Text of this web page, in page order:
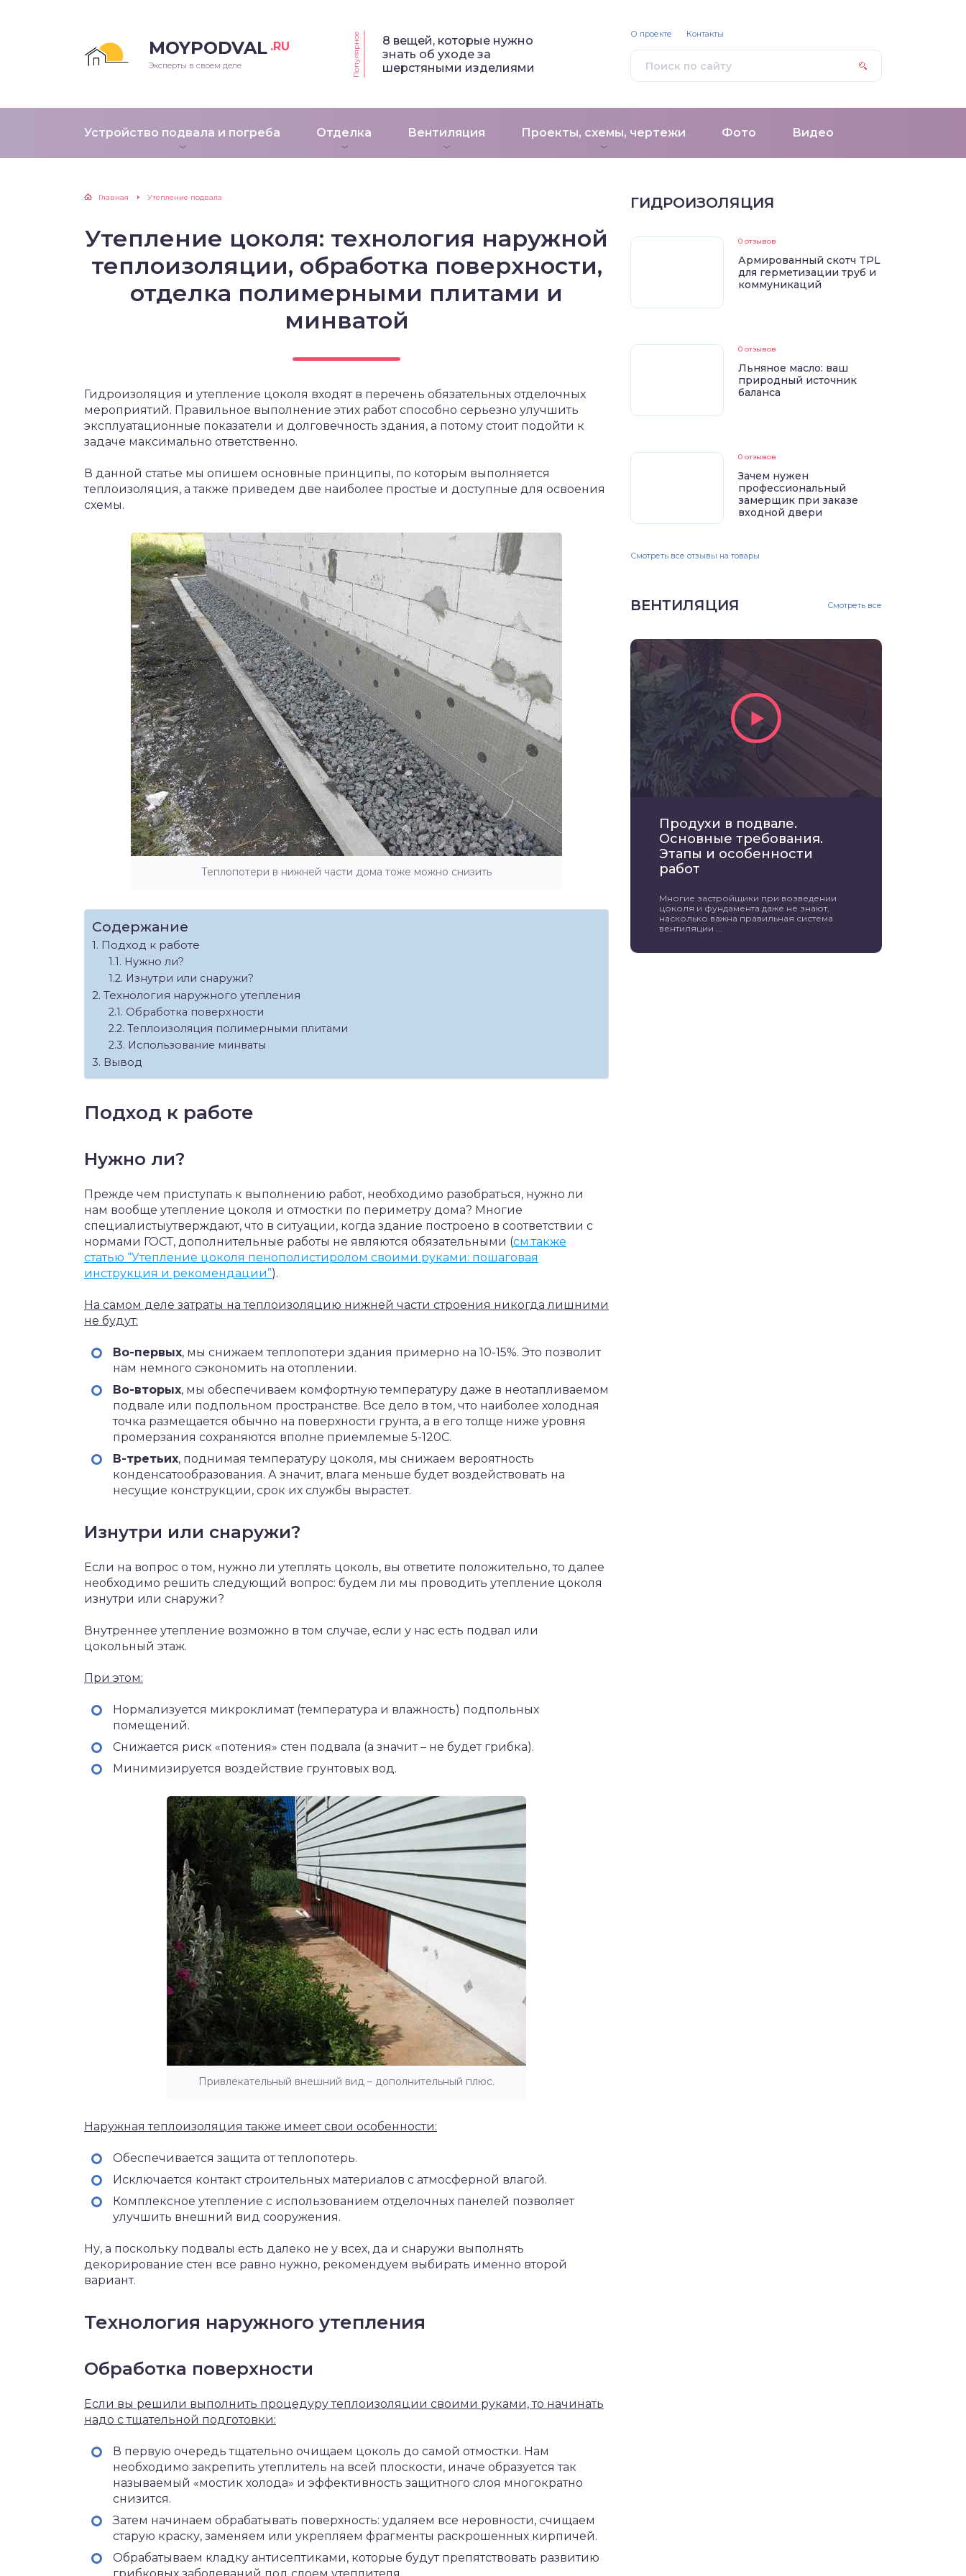
MOYPODVAL .RU
Эксперты в своем деле Популярное
8 вещей, которые нужно
знать об уходе за
шерстяными изделиями
Устройство подвала и погреба Отделка Вентиляция Проекты, схемы, чертежи Фото Видео
О проекте Контакты
Главная Утепление подвала
Утепление цоколя: технология наружной
теплоизоляции, обработка поверхности,
отделка полимерными плитами и
минватой
Гидроизоляция и утепление цоколя входят в перечень обязательных отделочных
мероприятий. Правильное выполнение этих работ способно серьезно улучшить
эксплуатационные показатели и долговечность здания, а потому стоит подойти к
задаче максимально ответственно.
В данной статье мы опишем основные принципы, по которым выполняется
теплоизоляция, а также приведем две наиболее простые и доступные для освоения
схемы.
Теплопотери в нижней части дома тоже можно снизить
Содержание
Подход к работе
Нужно ли?
Изнутри или снаружи?
Технология наружного утепления
Обработка поверхности
Теплоизоляция полимерными плитами
Использование минваты
Вывод
Подход к работе
Нужно ли?
Прежде чем приступать к выполнению работ, необходимо разобраться, нужно ли
нам вообще утепление цоколя и отмостки по периметру дома? Многие
специалистыутверждают, что в ситуации, когда здание построено в соответствии с
нормами ГОСТ, дополнительные работы не являются обязательными (см.также
статью “Утепление цоколя пенополистиролом своими руками: пошаговая
инструкция и рекомендации”).
На самом деле затраты на теплоизоляцию нижней части строения никогда лишними
не будут:
Во-первых, мы снижаем теплопотери здания примерно на 10-15%. Это позволит
нам немного сэкономить на отоплении.
Во-вторых, мы обеспечиваем комфортную температуру даже в неотапливаемом
подвале или подпольном пространстве. Все дело в том, что наиболее холодная
точка размещается обычно на поверхности грунта, а в его толще ниже уровня
промерзания сохраняются вполне приемлемые 5-120С.
В-третьих, поднимая температуру цоколя, мы снижаем вероятность
конденсатообразования. А значит, влага меньше будет воздействовать на
несущие конструкции, срок их службы вырастет.
Изнутри или снаружи?
Если на вопрос о том, нужно ли утеплять цоколь, вы ответите положительно, то далее
необходимо решить следующий вопрос: будем ли мы проводить утепление цоколя
изнутри или снаружи?
Внутреннее утепление возможно в том случае, если у нас есть подвал или
цокольный этаж.
При этом:
Нормализуется микроклимат (температура и влажность) подпольных
помещений.
Снижается риск «потения» стен подвала (а значит – не будет грибка).
Минимизируется воздействие грунтовых вод.
Привлекательный внешний вид – дополнительный плюс.
Наружная теплоизоляция также имеет свои особенности:
Обеспечивается защита от теплопотерь.
Исключается контакт строительных материалов с атмосферной влагой.
Комплексное утепление с использованием отделочных панелей позволяет
улучшить внешний вид сооружения.
Ну, а поскольку подвалы есть далеко не у всех, да и снаружи выполнять
декорирование стен все равно нужно, рекомендуем выбирать именно второй
вариант.
Технология наружного утепления
Обработка поверхности
Если вы решили выполнить процедуру теплоизоляции своими руками, то начинать
надо с тщательной подготовки:
В первую очередь тщательно очищаем цоколь до самой отмостки. Нам
необходимо закрепить утеплитель на всей плоскости, иначе образуется так
называемый «мостик холода» и эффективность защитного слоя многократно
снизится.
Затем начинаем обрабатывать поверхность: удаляем все неровности, счищаем
старую краску, заменяем или укрепляем фрагменты раскрошенных кирпичей.
Обрабатываем кладку антисептиками, которые будут препятствовать развитию
ГИДРОИЗОЛЯЦИЯ
0 отзывов
Армированный скотч TPL
для герметизации труб и
коммуникаций
0 отзывов
Льняное масло: ваш
природный источник
баланса
0 отзывов
Зачем нужен
профессиональный
замерщик при заказе
входной двери
Смотреть все отзывы на товары
ВЕНТИЛЯЦИЯ Смотреть все
Продухи в подвале.
Основные требования.
Этапы и особенности
работ
Многие застройщики при возведении
цоколя и фундамента даже не знают,
насколько важна правильная система
вентиляции ...